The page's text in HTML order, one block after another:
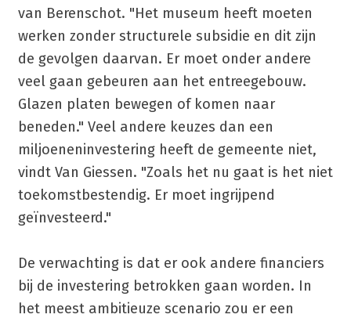
van Berenschot. "Het museum heeft moeten
werken zonder structurele subsidie en dit zijn
de gevolgen daarvan. Er moet onder andere
veel gaan gebeuren aan het entreegebouw.
Glazen platen bewegen of komen naar
beneden." Veel andere keuzes dan een
miljoeneninvestering heeft de gemeente niet,
vindt Van Giessen. "Zoals het nu gaat is het niet
toekomstbestendig. Er moet ingrijpend
geïnvesteerd."
De verwachting is dat er ook andere financiers
bij de investering betrokken gaan worden. In
het meest ambitieuze scenario zou er een